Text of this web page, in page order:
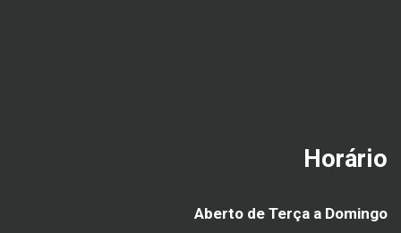
Horário
Aberto de Terça a Domingo